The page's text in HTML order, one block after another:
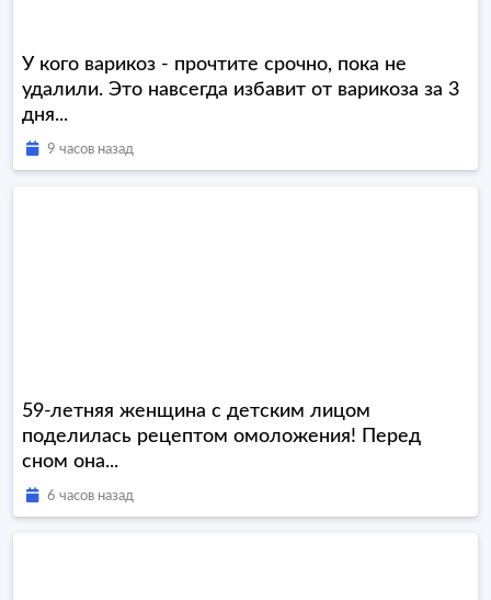
У кого варикоз - прочтите срочно, пока не
удалили. Это навсегда избавит от варикоза за 3
дня...
9 часов назад
59-летняя женщина с детским лицом
поделилась рецептом омоложения! Перед
сном она...
6 часов назад